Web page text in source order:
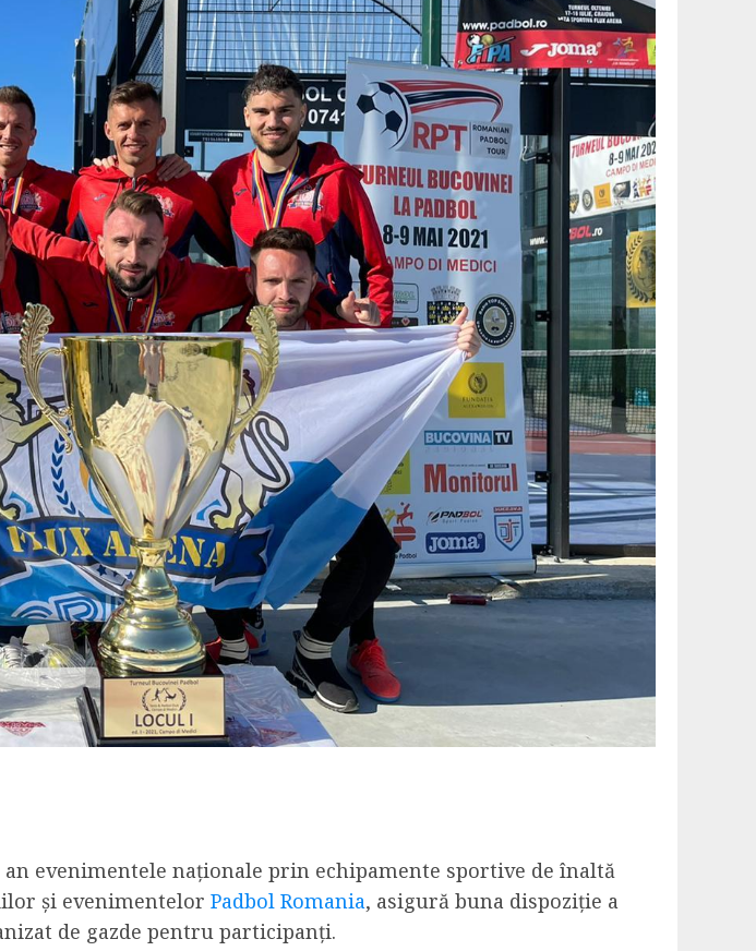
evenimentele naționale prin echipamente sportive de înaltă
și evenimentelor Padbol Romania, asigură buna dispoziție a
de gazde pentru participanți.